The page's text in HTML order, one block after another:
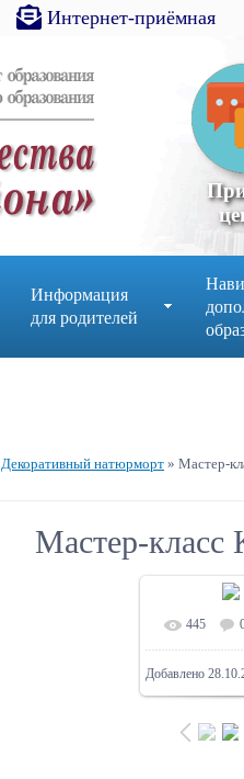
Интернет-приёмная
Информация
для родителей
Декоративный натюрморт » Мастер-
Мастер-класс
445
Добавлено